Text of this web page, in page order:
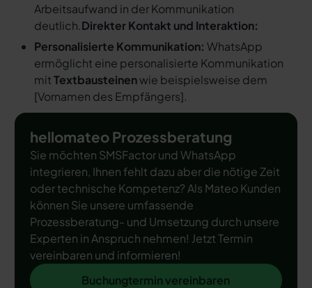
Arbeitsaufwand in der Kommunikation
deutlich.Direkter Kontakt und Interaktion:
Personalisierte Kommunikation: WhatsApp
ermöglicht eine personalisierte Kommunikation
mitTextbausteinenwie beispielsweise dem
[Vornamen des Empfängers].
hellomateo Prozessberatung
Sie möchten SMSFactor und WhatsApp
integrieren, Ihnen fehlt dazu aber die nötige Zeit
oder technische Kompetenz? Als Mateo Kunden
können Sie unsere umfassende
Prozessberatung- und Umsetzung durch unsere
Experten in Anspruch nehmen! Jetzt Termin
vereinbaren und informieren!
Buchungtermin vereinbaren
Buchungtermin vereinbaren